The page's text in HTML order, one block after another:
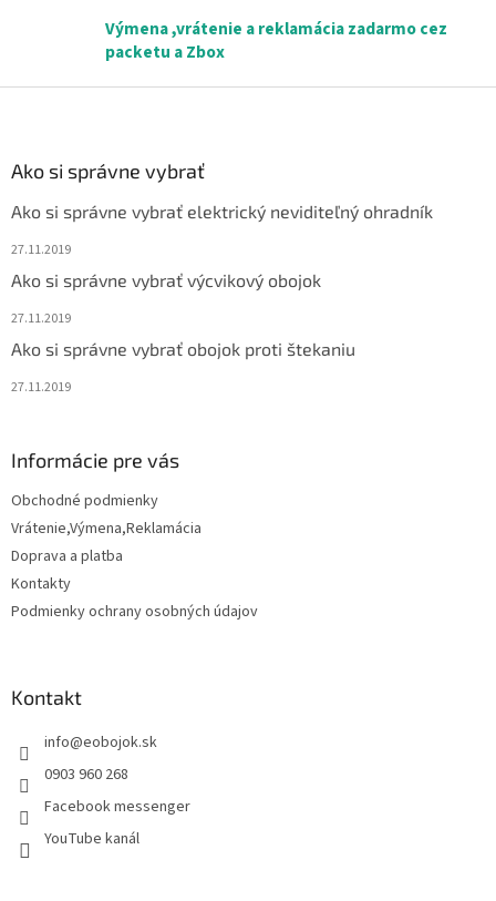
y
v
p
Výmena ,vrátenie a reklamácia zadarmo cez
packetu a Zbox
Ako si správne vybrať
Ako si správne vybrať elektrický neviditeľný ohradník
27.11.2019
Ako si správne vybrať výcvikový obojok
27.11.2019
Ako si správne vybrať obojok proti štekaniu
27.11.2019
Informácie pre vás
Obchodné podmienky
Vrátenie,Výmena,Reklamácia
Doprava a platba
Kontakty
Podmienky ochrany osobných údajov
Kontakt
info@eobojok.sk
0903 960 268
Facebook messenger
YouTube kanál